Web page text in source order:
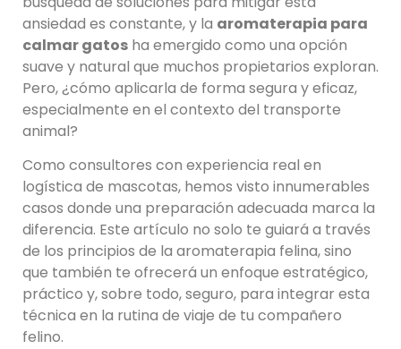
ansiedad es constante, y la aromaterapia para
calmar gatos ha emergido como una opción
suave y natural que muchos propietarios exploran.
Pero, ¿cómo aplicarla de forma segura y eficaz,
especialmente en el contexto del transporte
animal?
Como consultores con experiencia real en
logística de mascotas, hemos visto innumerables
casos donde una preparación adecuada marca la
diferencia. Este artículo no solo te guiará a través
de los principios de la aromaterapia felina, sino
que también te ofrecerá un enfoque estratégico,
práctico y, sobre todo, seguro, para integrar esta
técnica en la rutina de viaje de tu compañero
felino.